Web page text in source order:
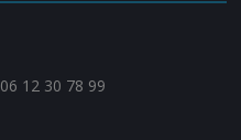
06 12 30 78 99